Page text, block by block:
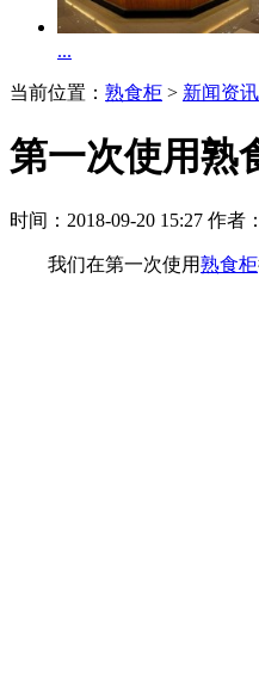
...
当前位置： 熟食柜 > 新闻资讯
第一次使用熟
时间：2018-09-20 15:27 作者
我们在第一次使用熟食柜